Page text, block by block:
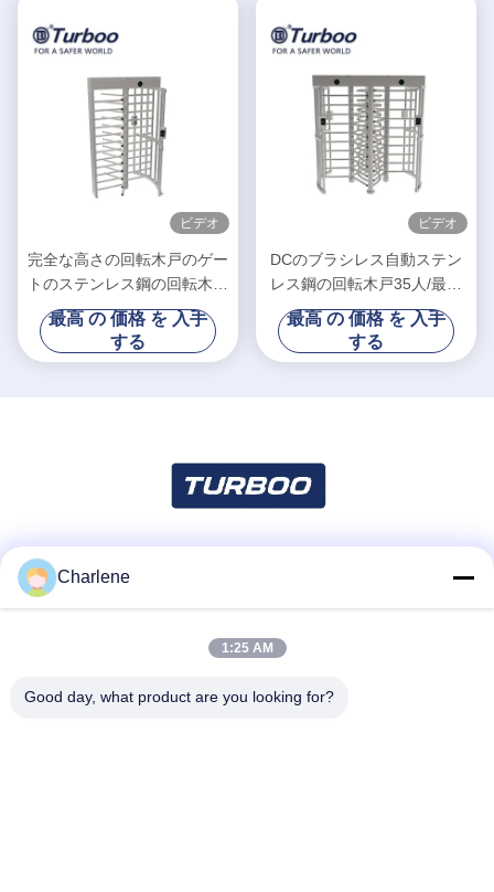
ビデオ
完全な高さの回転木戸のゲー
トのステンレス鋼の回転木戸
のアクセス管理システム
最高 の 価格 を 入手
する
ビデオ
DCのブラシレス自動ステン
レス鋼の回転木戸35人/最低
の運輸速度
最高 の 価格 を 入手
する
Charlene
1:25 AM
Good day, what product are you looking for?